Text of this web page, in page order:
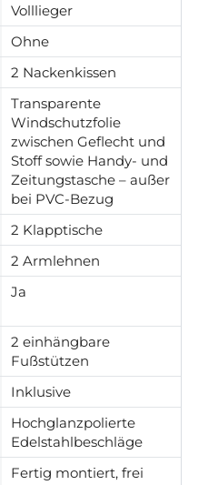
Volllieger
Ohne
2 Nackenkissen
Transparente
Windschutzfolie
zwischen Geflecht und
Stoff sowie Handy- und
Zeitungstasche – außer
bei PVC-Bezug
2 Klapptische
2 Armlehnen
Ja
2 einhängbare
Fußstützen
Inklusive
Hochglanzpolierte
Edelstahlbeschläge
Fertig montiert, frei